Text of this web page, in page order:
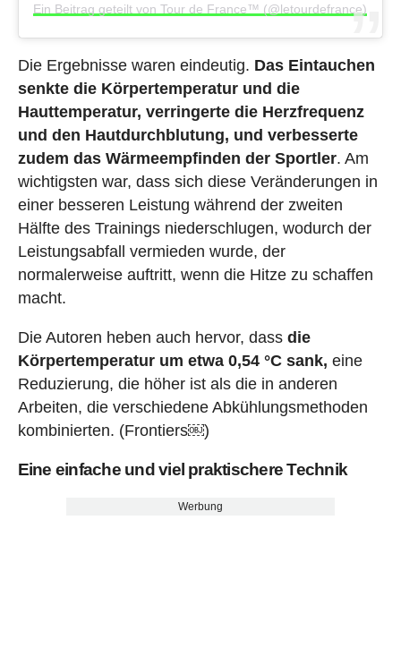
Ein Beitrag geteilt von Tour de France™ (@letourdefrance)
Die Ergebnisse waren eindeutig. Das Eintauchen
senkte die Körpertemperatur und die
Hauttemperatur, verringerte die Herzfrequenz
und den Hautdurchblutung, und verbesserte
zudem das Wärmeempfinden der Sportler. Am
wichtigsten war, dass sich diese Veränderungen in
einer besseren Leistung während der zweiten
Hälfte des Trainings niederschlugen, wodurch der
Leistungsabfall vermieden wurde, der
normalerweise auftritt, wenn die Hitze zu schaffen
macht.
Die Autoren heben auch hervor, dass die
Körpertemperatur um etwa 0,54 °C sank, eine
Reduzierung, die höher ist als die in anderen
Arbeiten, die verschiedene Abkühlungsmethoden
kombinierten. (Frontiers⁠￼)
Eine einfache und viel praktischere Technik
Werbung